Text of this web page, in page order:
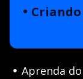
Aprenda